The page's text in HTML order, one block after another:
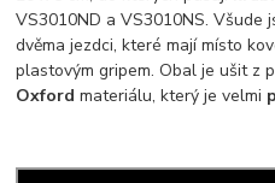
VS3010ND a VS3010NS. Všude
dvěma jezdci, které mají místo
plastovým gripem. Obal je ušit z
Oxfordmateriálu, který je velmi